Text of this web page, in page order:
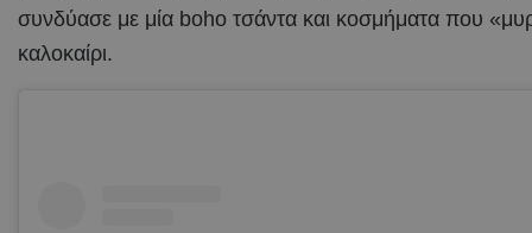
συνδύασε με μία boho τσάντα και κοσμήματα που
καλοκαίρι.